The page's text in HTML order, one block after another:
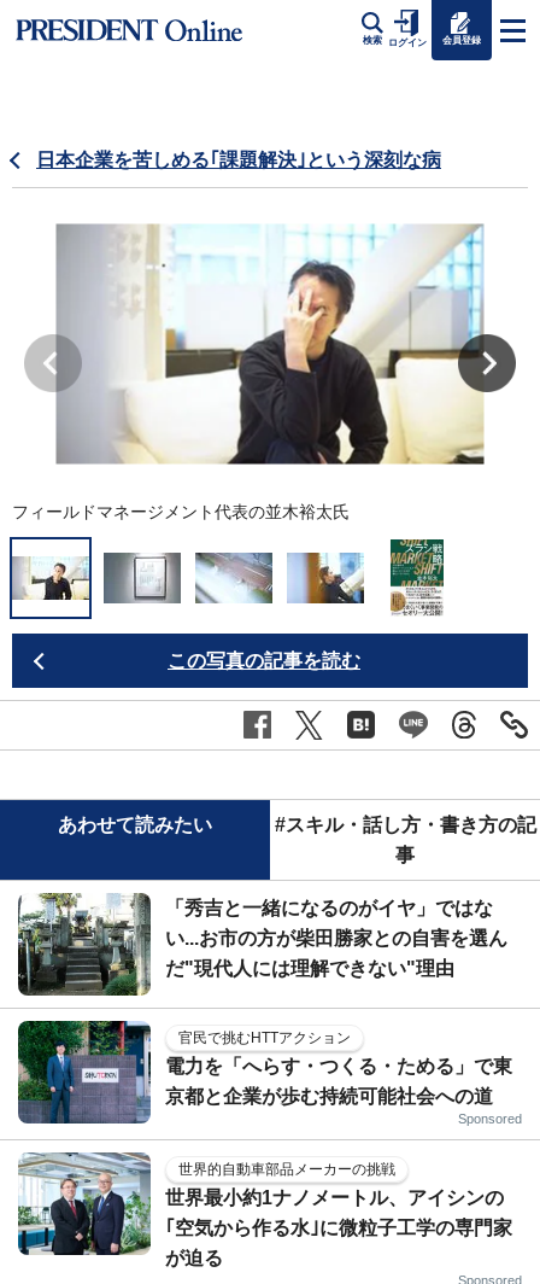
検索 ログイン 会員登録
日本企業を苦しめる｢課題解決｣という深刻な病
フィールドマネージメント代表の並木裕太氏
この写真の記事を読む
あわせて読みたい
#スキル・話し方・書き方の記
事
「秀吉と一緒になるのがイヤ」ではな
い...お市の方が柴田勝家との自害を選ん
だ"現代人には理解できない"理由
官民で挑むHTTアクション
電力を「へらす・つくる・ためる」で東
京都と企業が歩む持続可能社会への道
Sponsored
世界的自動車部品メーカーの挑戦
世界最小約1ナノメートル、アイシンの
｢空気から作る水｣に微粒子工学の専門家
が迫る
Sponsored